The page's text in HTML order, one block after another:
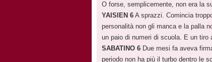
O forse, semplicemente, non era la
YAISIEN 6 A sprazzi. Comincia
personalità non gli manca e la palla
un paio di numeri di scuola. E un tiro
SABATINO 6 Due mesi fa aveva
periodo non ha più il turbo dentro le